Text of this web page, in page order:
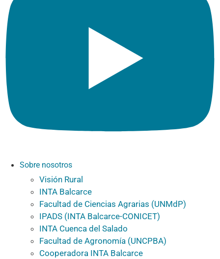
Sobre nosotros
Visión Rural
INTA Balcarce
Facultad de Ciencias Agrarias (UNMdP)
IPADS (INTA Balcarce-CONICET)
INTA Cuenca del Salado
Facultad de Agronomía (UNCPBA)
Cooperadora INTA Balcarce